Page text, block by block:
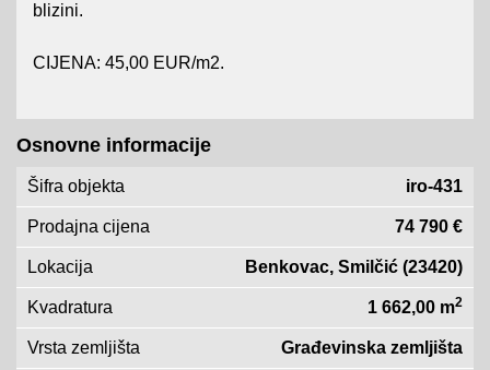
blizini.
CIJENA: 45,00 EUR/m2.
Osnovne informacije
Šifra objekta iro-431
Prodajna cijena 74 790 €
Lokacija Benkovac, Smilčić (23420)
Kvadratura 1 662,00 m2
Vrsta zemljišta Građevinska zemljišta